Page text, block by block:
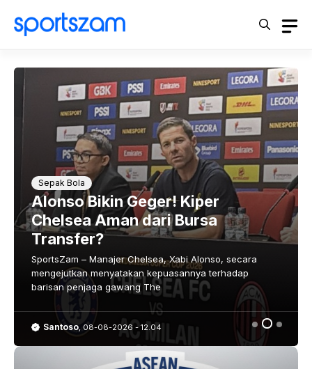
Sepak Bola
Alonso Bikin Geger! Kiper
Chelsea Aman dari Bursa
Transfer?
SportsZam – Manajer Chelsea, Xabi Alonso, secara
mengejutkan menyatakan kepuasannya terhadap
barisan penjaga gawang The
Santoso, 08-08-2026 - 12.04